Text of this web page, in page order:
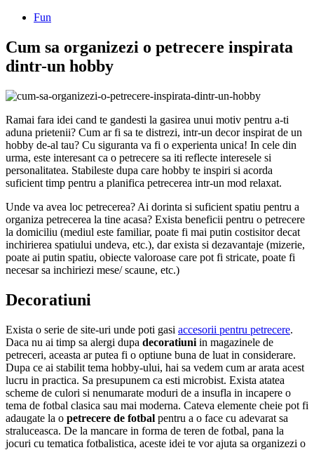
Fun
Cum sa organizezi o petrecere inspirata
dintr-un hobby
Ramai fara idei cand te gandesti la gasirea unui motiv pentru a-ti
aduna prietenii? Cum ar fi sa te distrezi, intr-un decor inspirat de un
hobby de-al tau? Cu siguranta va fi o experienta unica! In cele din
urma, este interesant ca o petrecere sa iti reflecte interesele si
personalitatea. Stabileste dupa care hobby te inspiri si acorda
suficient timp pentru a planifica petrecerea intr-un mod relaxat.
Unde va avea loc petrecerea? Ai dorinta si suficient spatiu pentru a
organiza petrecerea la tine acasa? Exista beneficii pentru o petrecere
la domiciliu (mediul este familiar, poate fi mai putin costisitor decat
inchirierea spatiului undeva, etc.), dar exista si dezavantaje (mizerie,
poate ai putin spatiu, obiecte valoroase care pot fi stricate, poate fi
necesar sa inchiriezi mese/ scaune, etc.)
Decoratiuni
Exista o serie de site-uri unde poti gasi accesorii pentru petrecere.
Daca nu ai timp sa alergi dupa decoratiuni in magazinele de
petreceri, aceasta ar putea fi o optiune buna de luat in considerare.
Dupa ce ai stabilit tema hobby-ului, hai sa vedem cum ar arata acest
lucru in practica. Sa presupunem ca esti microbist. Exista atatea
scheme de culori si nenumarate moduri de a insufla in incapere o
tema de fotbal clasica sau mai moderna. Cateva elemente cheie pot fi
adaugate la o petrecere de fotbal pentru a o face cu adevarat sa
straluceasca. De la mancare in forma de teren de fotbal, pana la
jocuri cu tematica fotbalistica, aceste idei te vor ajuta sa organizezi o